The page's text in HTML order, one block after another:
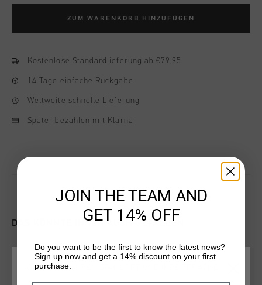
ZUM WARENKORB HINZUFÜGEN
Kostenlose Standardlieferung ab €79,95
14 Tage einfache Rückgabe
Weltweite schnelle Lieferung
Später bezahlen mit Klarna
DAS KÖNNTE IHNEN AUCH GEFALLEN
WÄHLEN SIE IHREN STANDORT UND IHRE SPRACHE
JOIN THE TEAM AND
GET 14% OFF
Do you want to be the first to know the latest news?
Sign up now and get a 14% discount on your first
purchase.